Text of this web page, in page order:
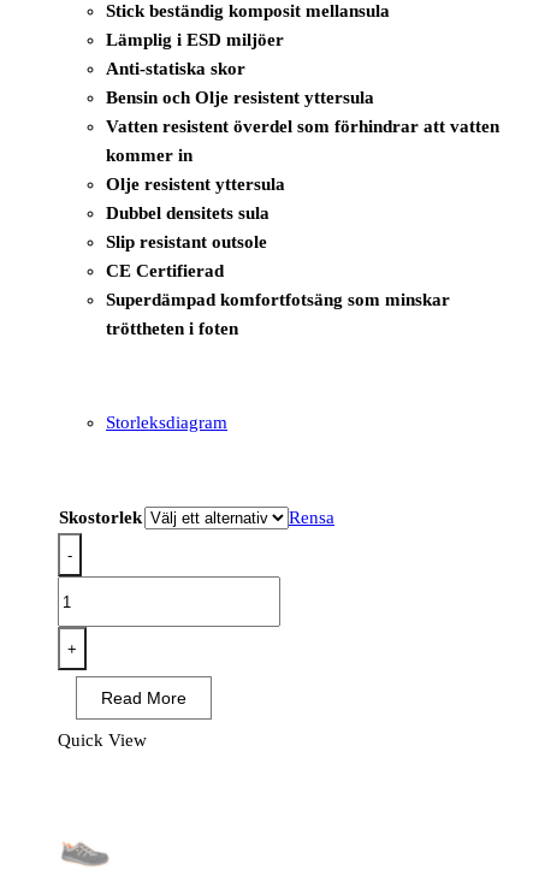
Stick beständig komposit mellansula
Lämplig i ESD miljöer
Anti-statiska skor
Bensin och Olje resistent yttersula
Vatten resistent överdel som förhindrar att vatten
kommer in
Olje resistent yttersula
Dubbel densitets sula
Slip resistant outsole
CE Certifierad
Superdämpad komfortfotsäng som minskar
tröttheten i foten
Storleksdiagram
Skostorlek Rensa
-
Girder
komposit
mellanstövel
S3S
mängd
+
Read More
Quick View